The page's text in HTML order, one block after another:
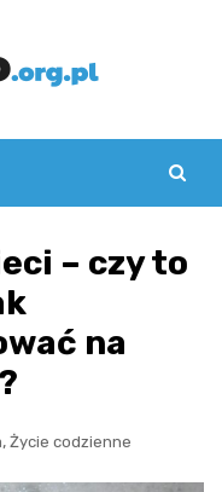
– czy to
na
, Życie codzienne